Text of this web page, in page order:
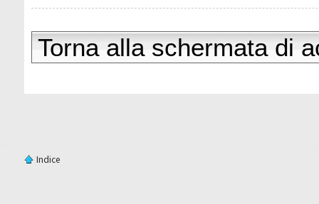
Torna alla schermata di
Indice